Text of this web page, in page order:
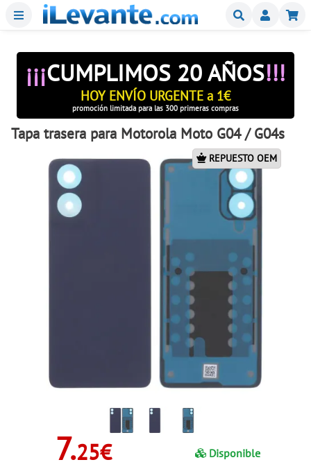
Menu Buscar
¡¡¡CUMPLIMOS 20 AÑOS!!!
HOY ENVÍO URGENTE a 1€
promoción limitada para las 300 primeras compras
Tapa trasera para Motorola Moto G04 / G04s
REPUESTO OEM
7.25€
Disponible